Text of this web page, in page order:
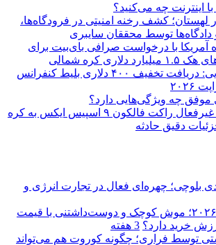
با اینترنت چه می‌کنید؟
کشف رخنه امنیتی در فرودگاه‌ها،
دادگاه‌ها توسط محققان سایبری
آمریکا با درخواست صرافی بای‌بیت برای
کره شمالی
فرصت استثنایی: دریافت تخفیف ۴۰۰ دلاری بلیط کنفرانس
موفق چه ویژگی‌هایی دارد؟
برخورد قطعه غیرفعال راکت فالکون ۹ اسپیس ایکس به کره
دقیق حادثه
بلوچی؛ چهره‌ای فعال در تجارت انرژی و
فیات توپولینو ۲۰۲۶؛ موش کوچک و دوست‌داشتنی با قیمت
3 هفته
توسط فراری؛ چگونه کوروت هم می‌تواند